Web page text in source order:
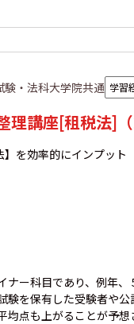
験・法科大学院共通 学習
理講座[租税法]（
を効率的にインプット
ー科目であり、例年
験を保有した受験者や
点も上がることが予想